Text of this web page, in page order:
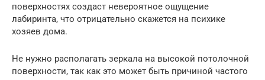
поверхностях создаст невероятное ощущение
лабиринта, что отрицательно скажется на психике
хозяев дома.
Не нужно располагать зеркала на высокой потолочной
поверхности, так как это может быть причиной частого